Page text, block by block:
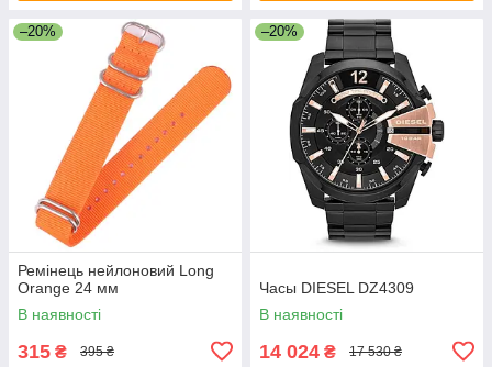
–20%
Ремінець нейлоновий Long
Orange 24 мм
В наявності
315 ₴ 395 ₴
–20%
Часы DIESEL DZ4309
В наявності
14 024 ₴ 17 530 ₴